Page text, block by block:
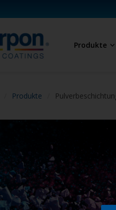
Produkte
Produkte